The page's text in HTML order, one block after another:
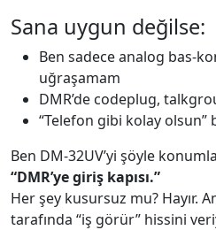
Sana uygun değilse:
Ben sadece analog bas-
uğraşamam
DMR’de codeplug,
“Telefon gibi kolay olsun”
Ben DM-32UV’yi şöyle
“DMR’ye giriş kapısı.”
Her şey kusursuz mu? Hayır.
tarafında “iş görür” hissini